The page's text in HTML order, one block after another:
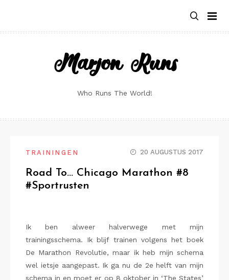
content
Marjon Runs
Who Runs The World!
TRAININGEN 20 AUGUSTUS 2017
Road To… Chicago Marathon #8
#Sportrusten
Ik ben alweer halverwege met mijn
trainingsschema. Ik blijf trainen volgens het boek
De Marathon Revolutie, maar ik heb mijn schema
wel ietsje aangepast. Ik ga nu de 2e helft van mijn
schema in en moet er op 8 oktober in ‘The States’